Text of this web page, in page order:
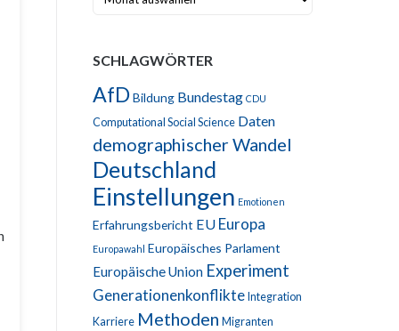
SCHLAGWÖRTER
AfDBildung Bundestag CDU
Computational Social Science Daten
demographischer Wandel
Deutschland
Einstellungen Emotionen
Erfahrungsbericht EU Europa
Europawahl Europäisches Parlament
Europäische Union Experiment
Generationenkonflikte Integration
Karriere Methoden Migranten